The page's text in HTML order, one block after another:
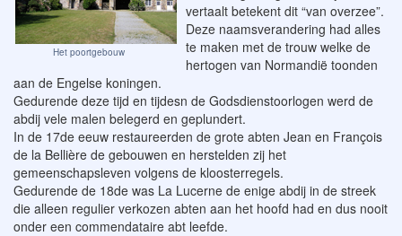
Het poortgebouw
vertaalt betekent dit “van overzee”.
Deze naamsverandering had alles
te maken met de trouw welke de
hertogen van Normandië toonden
aan de Engelse koningen.
Gedurende deze tijd en tijdesn de Godsdienstoorlogen werd de
abdij vele malen belegerd en geplundert.
In de 17de eeuw restaureerden de grote abten Jean en François
de la Bellière de gebouwen en herstelden zij het
gemeenschapsleven volgens de kloosterregels.
Gedurende de 18de was La Lucerne de enige abdij in de streek
die alleen regulier verkozen abten aan het hoofd had en dus nooit
onder een commendataire abt leefde.